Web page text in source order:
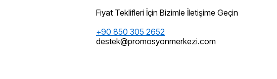
Fiyat Teklifleri İçin Bizimle İletişime Geçin
+90 850 305 2652
destek@promosyonmerkezi.com